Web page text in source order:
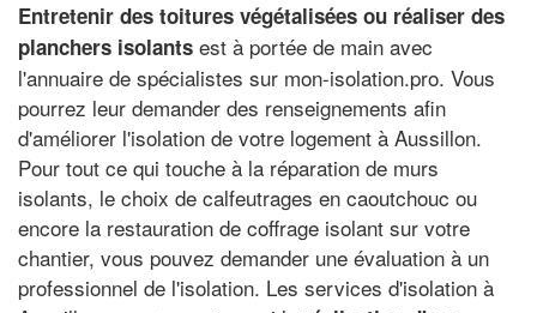
Entretenir des toitures végétalisées ou réaliser des
planchers isolants est à portée de main avec
l'annuaire de spécialistes sur mon-isolation.pro. Vous
pourrez leur demander des renseignements afin
d'améliorer l'isolation de votre logement à Aussillon.
Pour tout ce qui touche à la réparation de murs
isolants, le choix de calfeutrages en caoutchouc ou
encore la restauration de coffrage isolant sur votre
chantier, vous pouvez demander une évaluation à un
professionnel de l'isolation. Les services d'isolation à